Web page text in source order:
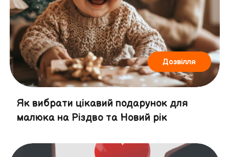
Дозвілля
Як вибрати цікавий подарунок для
малюка на Різдво та Новий рік